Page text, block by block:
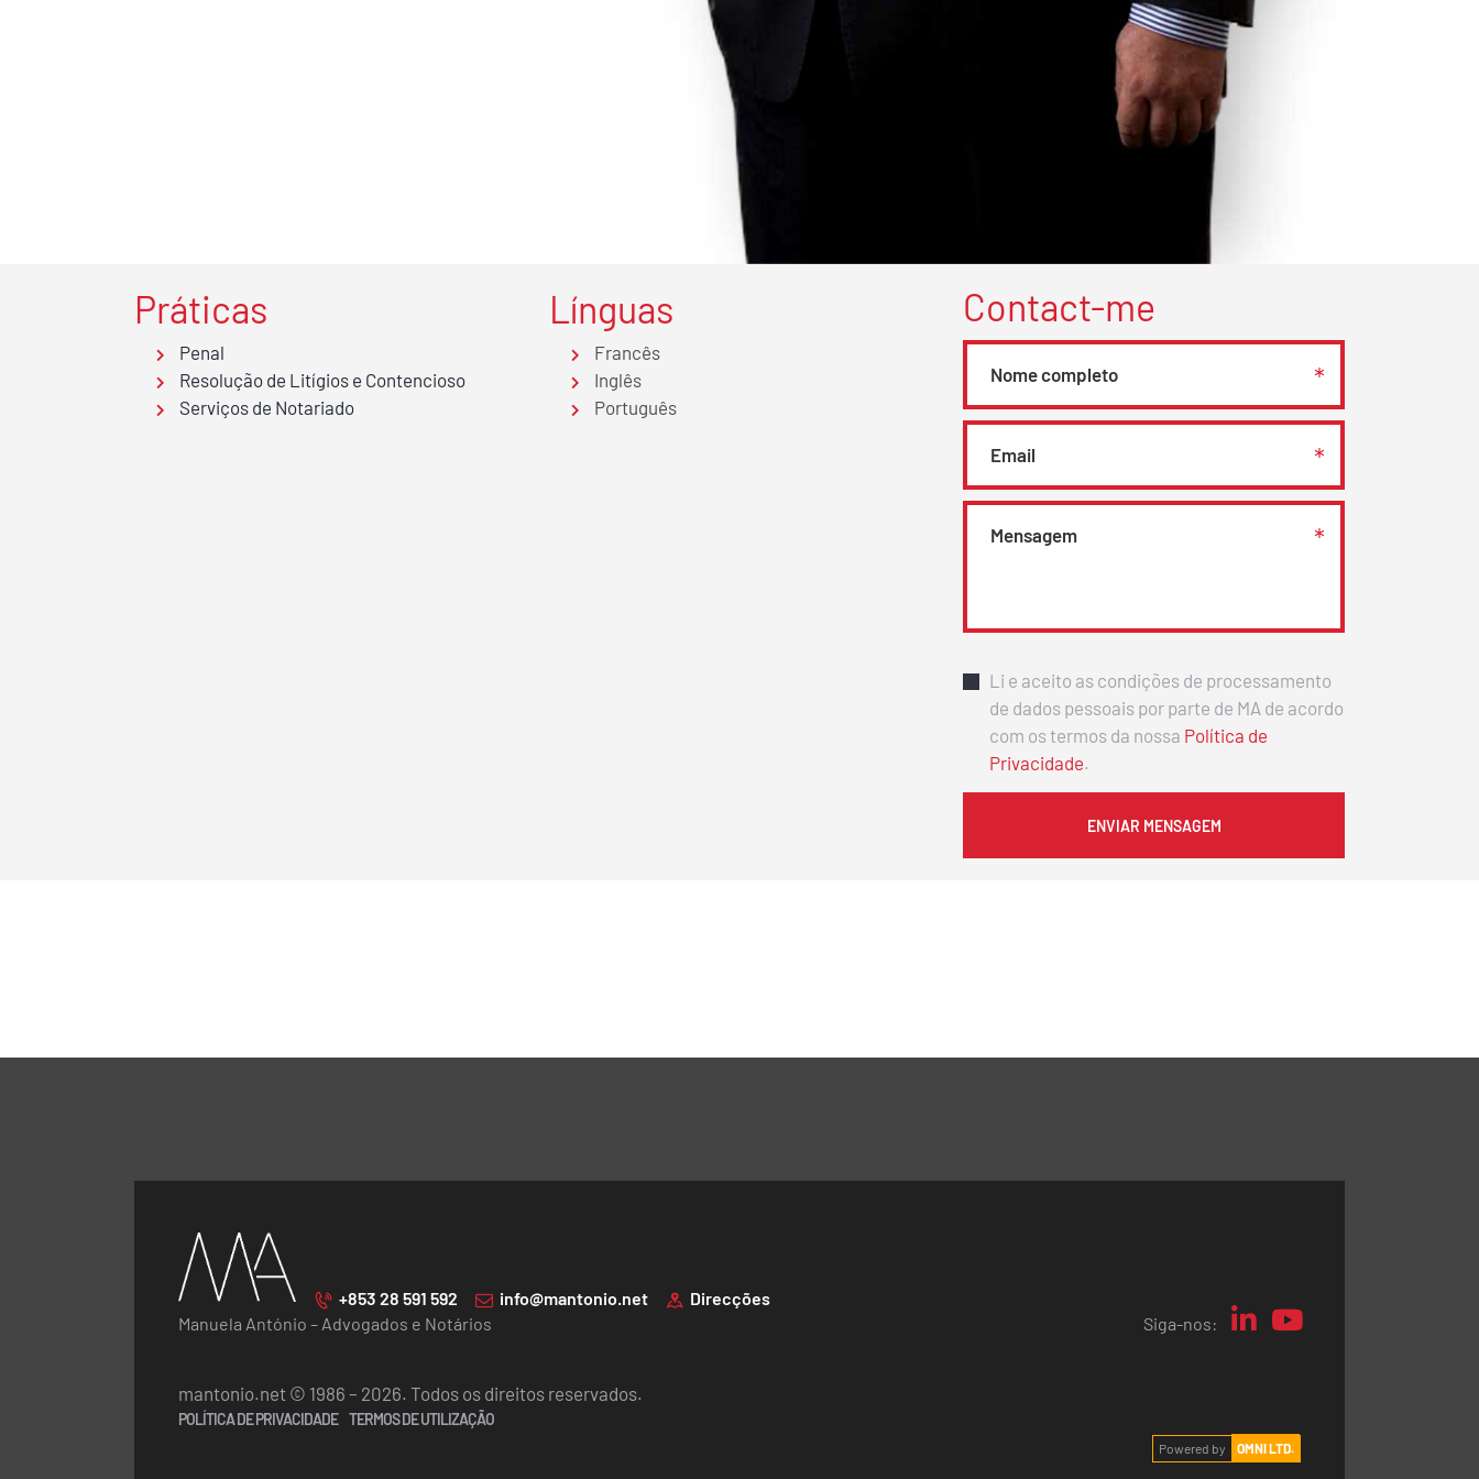
Práticas
Penal
Resolução de Litígios e Contencioso
Serviços de Notariado
Línguas
Francês
Inglês
Português
Contact-me
Li e aceito as condições de processamento
de dados pessoais por parte de MA de acordo
com os termos da nossa Política de
Privacidade.
+853 28 591 592 info@mantonio.net Direcções
Manuela António – Advogados e Notários Siga-nos:
mantonio.net © 1986 – 2026. Todos os direitos reservados.
POLÍTICA DE PRIVACIDADE TERMOS DE UTILIZAÇÃO
Powered by OMNI LTD.